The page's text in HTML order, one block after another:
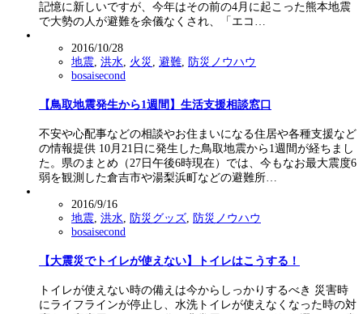
記憶に新しいですが、今年はその前の4月に起こった熊本地震
で大勢の人が避難を余儀なくされ、「エコ…
2016/10/28
地震, 洪水, 火災 , 避難, 防災ノウハウ
bosaisecond
【鳥取地震発生から1週間】生活支援相談窓口
不安や心配事などの相談やお住まいになる住居や各種支援など
の情報提供 10月21日に発生した鳥取地震から1週間が経ちまし
た。県のまとめ（27日午後6時現在）では、今もなお最大震度6
弱を観測した倉吉市や湯梨浜町などの避難所…
2016/9/16
地震, 洪水, 防災グッズ, 防災ノウハウ
bosaisecond
【大震災でトイレが使えない】トイレはこうする！
トイレが使えない時の備えは今からしっかりするべき 災害時
にライフラインが停止し、水洗トイレが使えなくなった時の対